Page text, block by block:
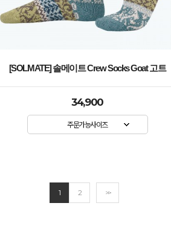
[SOLMATE] 솔메이트 Crew Socks Goat 고트
34,900
주문가능사이즈
1 2 >>